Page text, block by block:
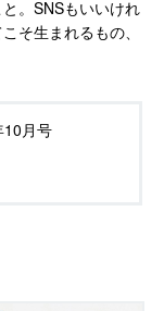
。SNSもいいけれ
そ生まれるもの、
月号